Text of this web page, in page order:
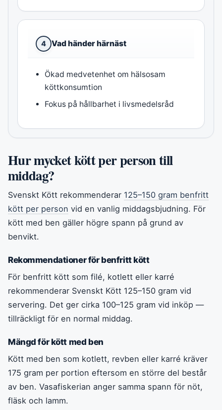
4 Vad händer härnäst
Ökad medvetenhet om hälsosam
köttkonsumtion
Fokus på hållbarhet i livsmedelsråd
Hur mycket kött per person till
middag?
Svenskt Kött rekommenderar 125–150 gram benfritt
kött per person vid en vanlig middagsbjudning. För
kött med ben gäller högre spann på grund av
benvikt.
Rekommendationer för benfritt kött
För benfritt kött som filé, kotlett eller karré
rekommenderar Svenskt Kött 125–150 gram vid
servering. Det ger cirka 100–125 gram vid inköp —
tillräckligt för en normal middag.
Mängd för kött med ben
Kött med ben som kotlett, revben eller karré kräver
175 gram per portion eftersom en större del består
av ben. Vasafiskerian anger samma spann för nöt,
fläsk och lamm.